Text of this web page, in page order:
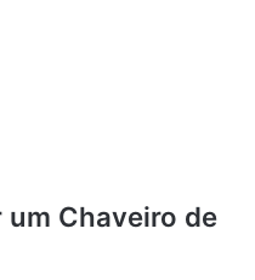
um Chaveiro de